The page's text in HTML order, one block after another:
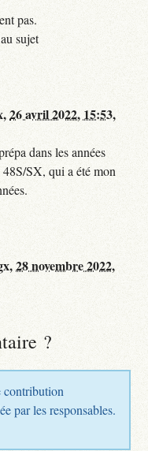
pas.
sujet
26 avril 2022, 15:53,
dans les années
SX, qui a été mon
28 novembre 2022,
?
contribution
par les responsables.